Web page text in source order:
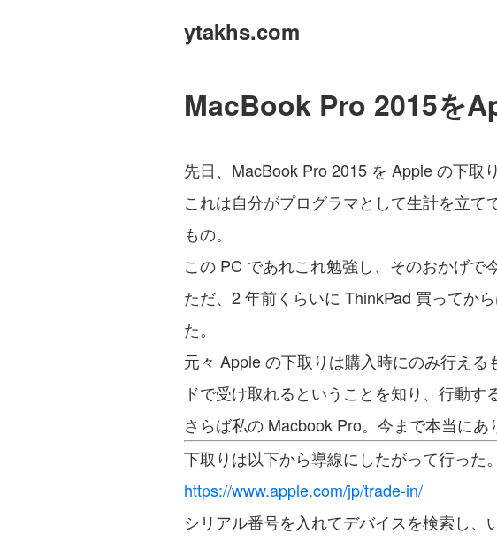
ytakhs.com
MacBook Pro 2015を
先日、MacBook Pro 2015 を Apple の下取
これは自分がプログラマとして生計を立
もの。
この PC であれこれ勉強し、そのおかげで
ただ、2 年前くらいに ThinkPad 買ってか
た。
元々 Apple の下取りは購入時にのみ行え
ドで受け取れるということを知り、行動す
さらば私の Macbook Pro。今まで本当にあ
下取りは以下から導線にしたがって行った。
https://www.apple.com/jp/trade-in/
シリアル番号を入れてデバイスを検索し